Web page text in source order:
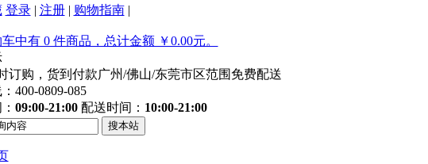
登录| 注册| 购物指南|
中有 0 件商品，总计金额 ￥0.00元。
订购，货到付款广州/佛山/东莞市区范围免费配送
400-0809-085
09:00-21:00配送时间： 10:00-21:00